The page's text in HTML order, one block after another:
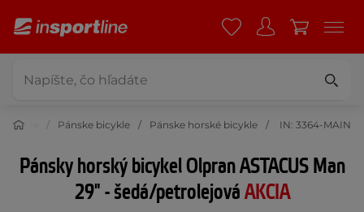
Bicykle Pánske bicykle Pánske horské bicykle IN: 3364-MAIN
Pánsky horský bicykel Olpran ASTACUS Man
29" - šedá/petrolejováAKCIA